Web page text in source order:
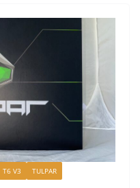
T6 V3 TULPAR